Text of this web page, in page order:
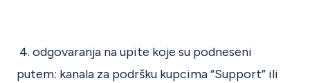
4. odgovaranja na upite koje su podneseni
putem: kanala za podršku kupcima “Support” ili